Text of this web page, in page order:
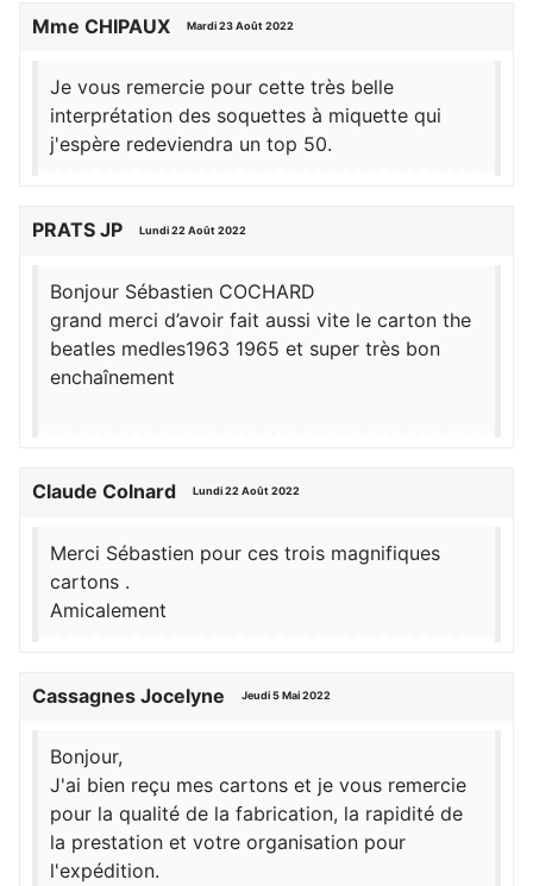
Mme CHIPAUX Mardi 23 Août 2022
Je vous remercie pour cette très belle
interprétation des soquettes à miquette qui
j'espère redeviendra un top 50.
PRATS JP Lundi 22 Août 2022
Bonjour Sébastien COCHARD
grand merci d’avoir fait aussi vite le carton the
beatles medles1963 1965 et super très bon
enchaînement
Claude Colnard Lundi 22 Août 2022
Merci Sébastien pour ces trois magnifiques
cartons .
Amicalement
Cassagnes Jocelyne Jeudi 5 Mai 2022
Bonjour,
J'ai bien reçu mes cartons et je vous remercie
pour la qualité de la fabrication, la rapidité de
la prestation et votre organisation pour
l'expédition.